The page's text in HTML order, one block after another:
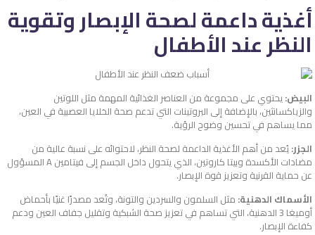
أغذية داعمة لصحة الإبصار وتقوية
النظر عند الأطفال
البيض:يحتوي على مجموعة من العناصر الغذائية المهمة مثل اللوتين
والزياكسانثين، بالإضافة إلى البروتينات التي تدعم صحة الخلايا العصبية في العين،
مما يساهم في تحسين وضوح الرؤية.
الجزر:يُعد من أهم الأغذية الداعمة لصحة النظر، لاحتوائه على نسبة عالية من
مضادات الأكسدة وبيتا كاروتين، الذي يتحول داخل الجسم إلى فيتامين A المسؤول
عن حماية القرنية وتعزيز قوة الإبصار.
الأسماك الدهنية: مثل السلمون والسردين والتونة، وتُعد مصدرًا غنيًا بأحماض
أوميغا 3 الدهنية، التي تساهم في تعزيز صحة الشبكية وتقليل جفاف العين ودعم
كفاءة الإبصار.